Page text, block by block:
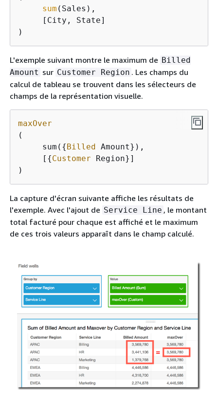
sum (Sales),
     [City, State]
)
L'exemple suivant montre le maximum de Billed
Amount sur Customer Region . Les champs du
calcul de tableau se trouvent dans les sélecteurs de
champs de la représentation visuelle.
maxOver
(
     sum(
{Billed Amount}),
     [
{Customer Region}]
)
La capture d'écran suivante affiche les résultats de
l'exemple. Avec l'ajout de Service Line , le montant
total facturé pour chaque est affiché et le maximum
de ces trois valeurs apparaît dans le champ calculé.